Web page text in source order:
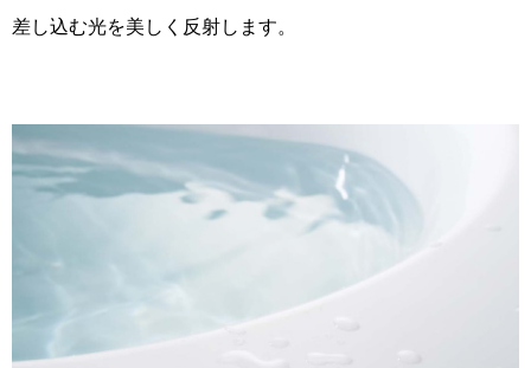
差し込む光を美しく反射します。